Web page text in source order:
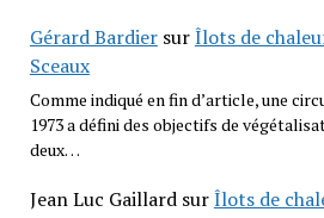
Gérard BardiersurÎlots de
Sceaux
Comme indiqué en fin d’article, une
1973 a défini des objectifs de
deux…
Jean Luc GaillardsurÎlots de